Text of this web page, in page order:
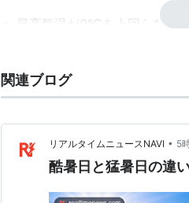
最高気温が0℃を上回らない
最高気温が25℃を上回ると〜
最高気温が30℃を上回ると〜
関連ブログ
リアルタイムニュースNAVI • 5
酷暑日と猛暑日の違